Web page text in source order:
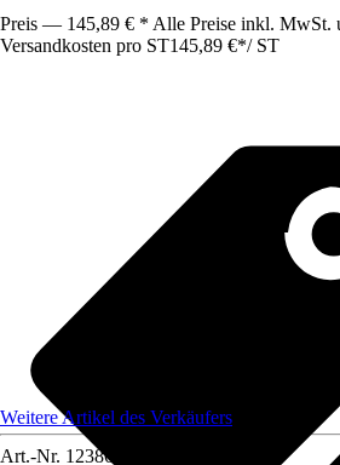
Preis — 145,89 € * Alle Preise inkl. MwSt.
Versandkosten pro ST145,89 €*/ ST
Weitere Artikel des Verkäufers
Art.-Nr. 12386279